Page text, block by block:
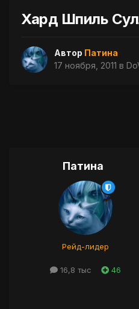
Хард Шпиль
Автор Патина
17 ноября, 2011 в
Патина
Рейд-лидер
16,8 тыс 46